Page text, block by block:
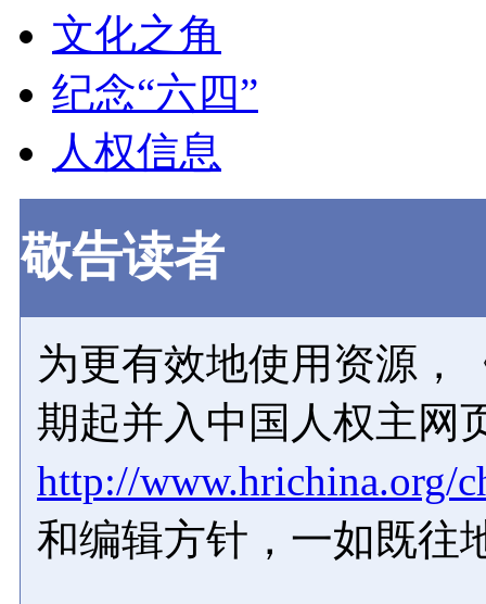
文化之角
纪念“六四”
人权信息
敬告读者
为更有效地使用资源，
期起并入中国人权主网
http://www.hrichina.org/
和编辑方针，一如既往